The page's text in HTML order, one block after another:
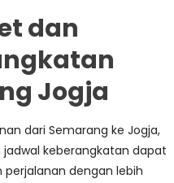
dan
Jogja
dari Semarang ke Jogja,
keberangkatan dapat
dengan lebih